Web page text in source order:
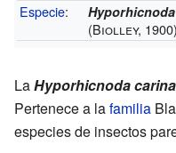
Especie:
(Biolley, 1900)
LaHyporhicnoda
Pertenece a lafamilia
especies de insectos